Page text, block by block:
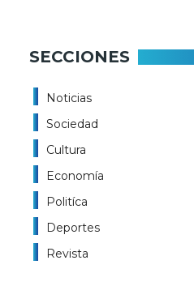
SECCIONES
Noticias
Sociedad
Cultura
Economía
Politíca
Deportes
Revista